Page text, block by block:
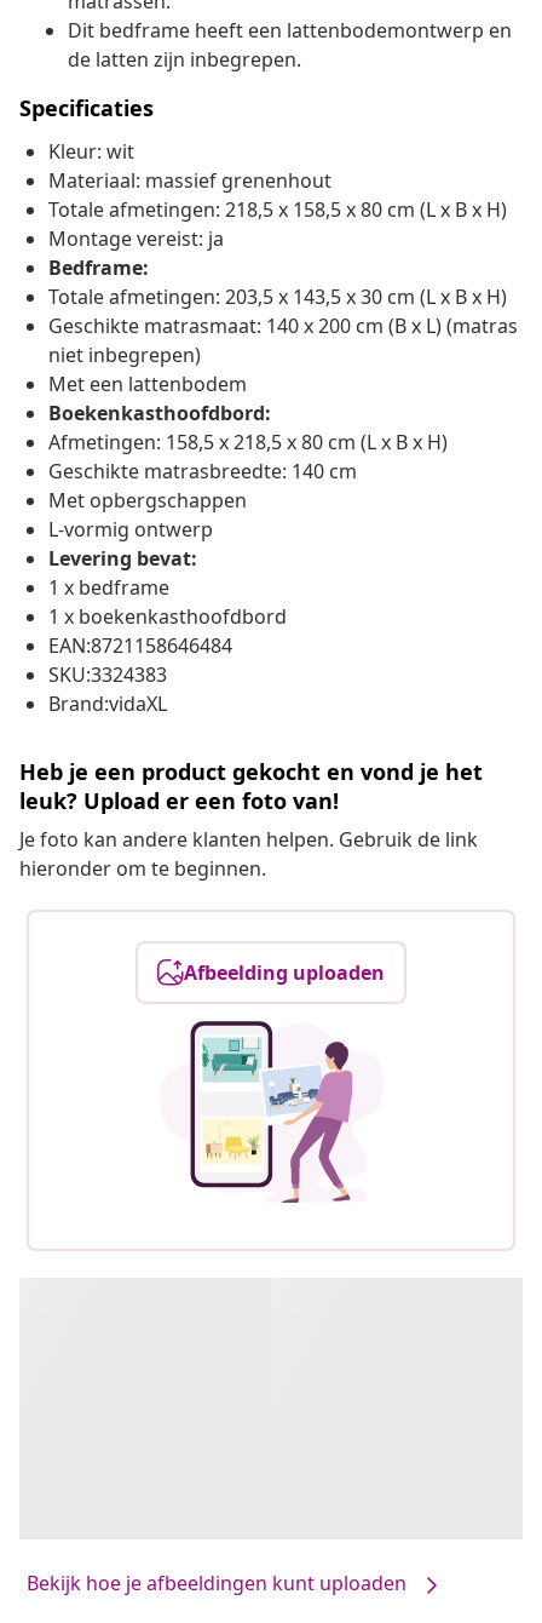
Dit bedframe heeft een lattenbodemontwerp en
de latten zijn inbegrepen.
Specificaties
Kleur: wit
Materiaal: massief grenenhout
Totale afmetingen: 218,5 x 158,5 x 80 cm (L x B x H)
Montage vereist: ja
Bedframe:
Totale afmetingen: 203,5 x 143,5 x 30 cm (L x B x H)
Geschikte matrasmaat: 140 x 200 cm (B x L) (matras
niet inbegrepen)
Met een lattenbodem
Boekenkasthoofdbord:
Afmetingen: 158,5 x 218,5 x 80 cm (L x B x H)
Geschikte matrasbreedte: 140 cm
Met opbergschappen
L-vormig ontwerp
Levering bevat:
1 x bedframe
1 x boekenkasthoofdbord
EAN:8721158646484
SKU:3324383
Brand:vidaXL
Heb je een product gekocht en vond je het
leuk? Upload er een foto van!
Je foto kan andere klanten helpen. Gebruik de link
hieronder om te beginnen.
Afbeelding uploaden
Bekijk hoe je afbeeldingen kunt uploaden